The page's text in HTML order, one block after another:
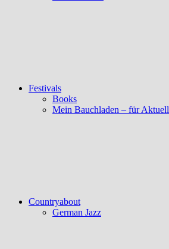
Festivals
Books
Mein Bauchladen – für
Countryabout
German Jazz